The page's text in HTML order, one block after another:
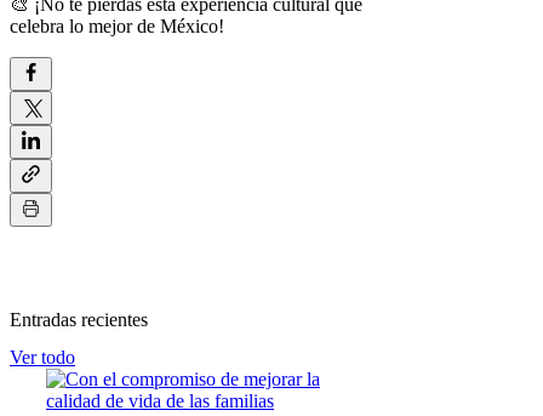
🎨 ¡No te pierdas esta experiencia cultural que
celebra lo mejor de México!
Entradas recientes
Ver todo